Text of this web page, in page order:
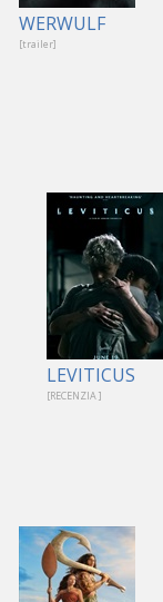
WERWULF
[trailer]
LEVITICUS
[RECENZIA ]